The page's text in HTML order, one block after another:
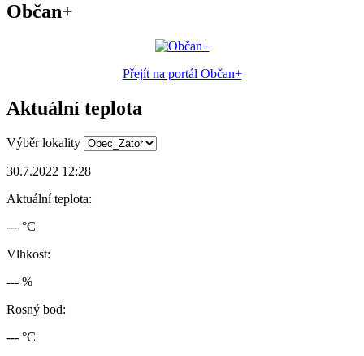
Občan+
Přejít na portál Občan+
Aktuální teplota
Výběr lokality
30.7.2022 12:28
Aktuální teplota:
--- °C
Vlhkost:
--- %
Rosný bod:
--- °C